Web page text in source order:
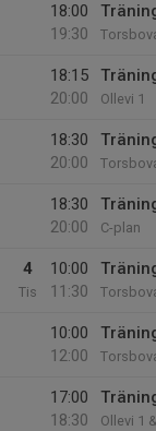
18:00
19:30
18:15
20:00
Ollevi 1
18:30
20:00
18:30
20:00
C-plan
4
Tis
10:00
11:30
10:00
12:00
17:00
18:30
Ollevi 1